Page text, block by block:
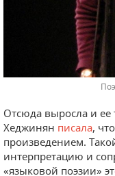
Отсюда выросла и ее
Хеджинян писала,
произведением.
интерпретацию и
«языковой поэзии»